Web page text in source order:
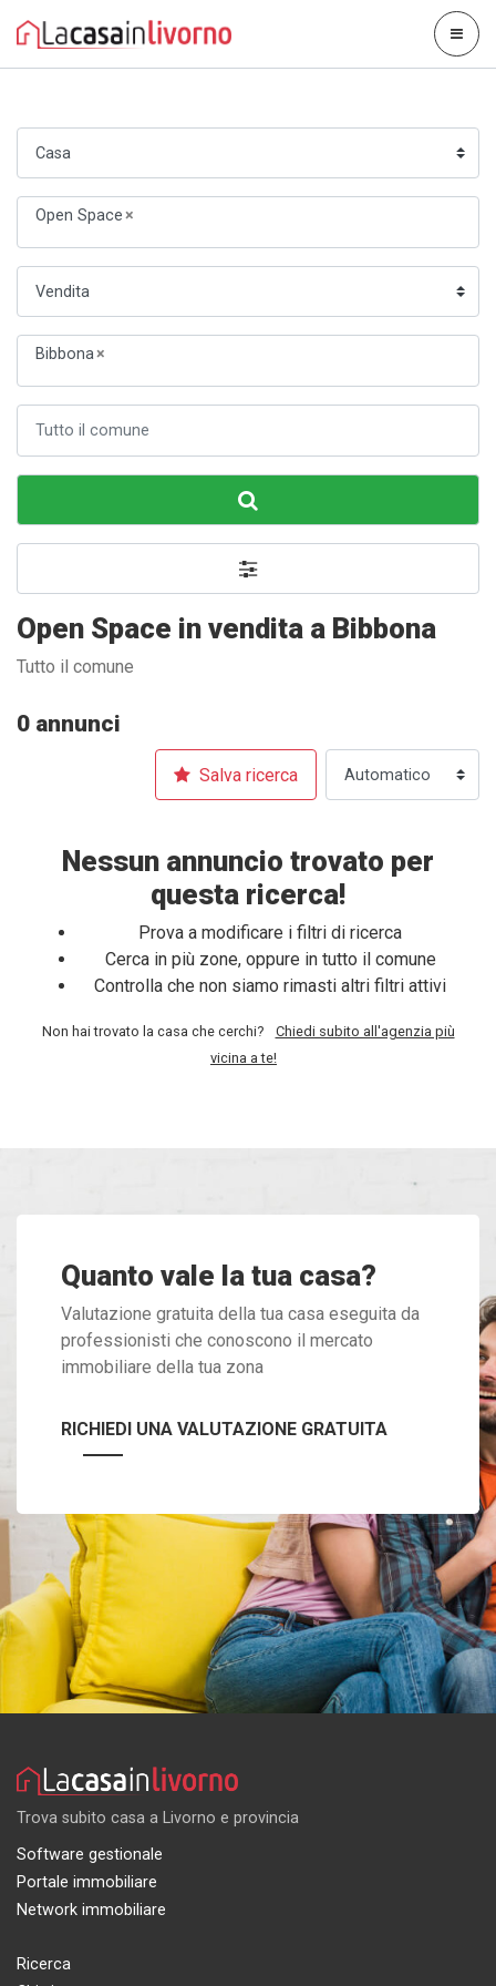
Open Space×
Bibbona×
Open Space in vendita a Bibbona
Tutto il comune
0 annunci
Salva ricerca
Nessun annuncio trovato per
questa ricerca!
Prova a modificare i filtri di ricerca
Cerca in più zone, oppure in tutto il comune
Controlla che non siamo rimasti altri filtri attivi
Non hai trovato la casa che cerchi?
Chiedi subito all'agenzia più
vicina a te!
Quanto vale la tua casa?
Valutazione gratuita della tua casa eseguita da
professionisti che conoscono il mercato
immobiliare della tua zona
RICHIEDI UNA VALUTAZIONE GRATUITA
Trova subito casa a Livorno e provincia
Software gestionale
Portale immobiliare
Network immobiliare
Ricerca